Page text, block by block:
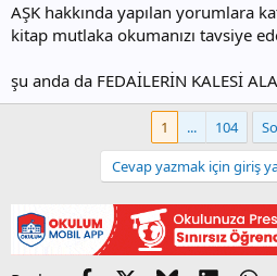
AŞK hakkında yapılan yorumlara
kitap mutlaka okumanızı tavsiye
şu anda da FEDAİLERİN KALESİ
1 ... 104
Cevap yazmak için giriş